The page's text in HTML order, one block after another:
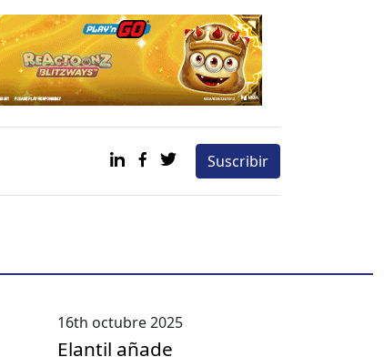
Suscribir
16th octubre 2025
Elantil añade